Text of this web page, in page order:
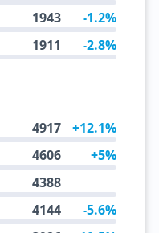
1943 -1.2%
1911 -2.8%
4917 +12.1%
4606 +5%
4388
4144 -5.6%